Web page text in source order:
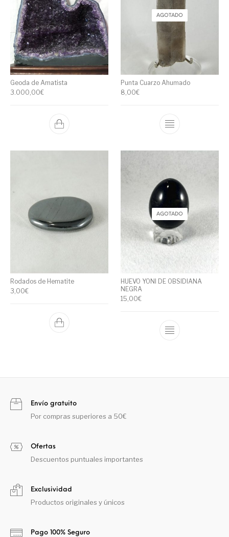
Geoda de Amatista
3.000,00€
AGOTADO
Punta Cuarzo Ahumado
8,00€
Rodados de Hematite
3,00€
AGOTADO
HUEVO YONI DE OBSIDIANA
NEGRA
15,00€
Envío gratuito
Por compras superiores a 50€
Ofertas
Descuentos puntuales importantes
Exclusividad
Productos originales y únicos
Pago 100% Seguro